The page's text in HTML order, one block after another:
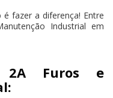
fazer a diferença! Entre
Industrial em
2A Furos e